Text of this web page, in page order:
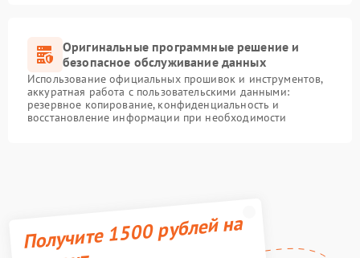
Оригинальные программные решение и
безопасное обслуживание данных
Использование официальных прошивок и инструментов,
аккуратная работа с пользовательскими данными:
резервное копирование, конфиденциальность и
восстановление информации при необходимости
Получите 1500 рублей на